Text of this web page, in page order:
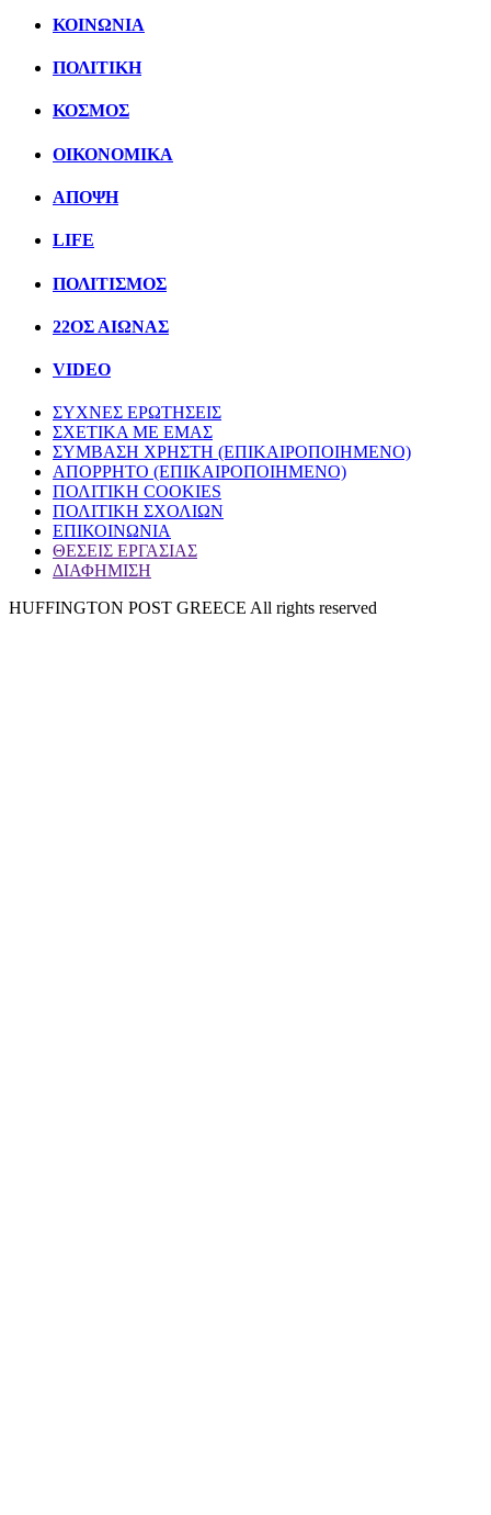
ΚΟΙΝΩΝΙΑ
ΠΟΛΙΤΙΚΗ
ΚΟΣΜΟΣ
ΟΙΚΟΝΟΜΙΚΑ
ΑΠΟΨΗ
LIFE
ΠΟΛΙΤIΣΜΟΣ
22ΟΣ ΑΙΩΝΑΣ
VIDEO
ΣΥΧΝΕΣ ΕΡΩΤΗΣΕΙΣ
ΣΧΕΤΙΚΑ ΜΕ ΕΜΑΣ
ΣΥΜΒΑΣΗ ΧΡΗΣΤΗ (ΕΠΙΚΑΙΡΟΠΟΙΗΜΕΝΟ)
ΑΠΟΡΡΗΤΟ (ΕΠΙΚΑΙΡΟΠΟΙΗΜΕΝΟ)
ΠΟΛΙΤΙΚΗ COOKIES
ΠΟΛΙΤΙΚΗ ΣΧΟΛΙΩΝ
ΕΠΙΚΟΙΝΩΝΙΑ
ΘΕΣΕΙΣ ΕΡΓΑΣΙΑΣ
ΔΙΑΦΗΜΙΣΗ
HUFFINGTON POST GREECE All rights reserved